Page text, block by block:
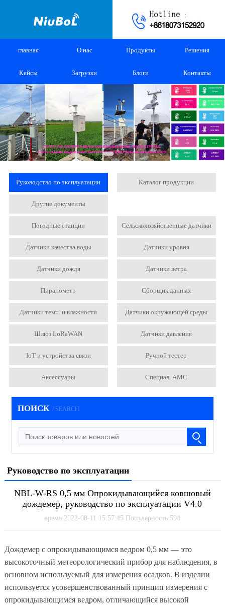
главная О нас Продукты Решения
Кейсы Загрузки Блоги Контакты
Руководство по эксплуатации Каталог продукции
Другие документы
Погодные станции Сельскохозяйственные датчики
Датчики качества воды Датчики уровня
Датчики дождя Датчики ветра
Пиранометр Сборщик данных
Датчики темп. и влажности Датчики окружающей среды
Шлюз LoRaWAN Датчики давления
IoT и устройства связи Ручной тестер
Аксессуары Специал. АМС
ПОИСК / SEARCH
Руководство по эксплуатации
NBL-W-RS 0,5 мм Опрокидывающийся ковшовый
дождемер, руководство по эксплуатации V4.0
время:2022-08-11 15:57:45 Популярность:594
Дождемер с опрокидывающимся ведром 0,5 мм — это
высокоточный метеорологический прибор для наблюдения, в
основном используемый для измерения осадков. В изделии
используется усовершенствованный принцип измерения с
опрокидывающимся ведром, отличающийся высокой